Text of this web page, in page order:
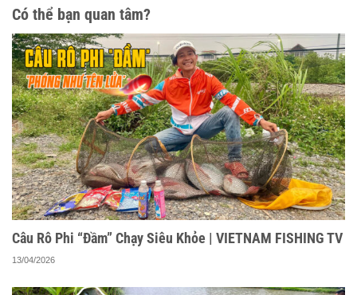
Có thể bạn quan tâm?
Câu Rô Phi “Đầm” Chạy Siêu Khỏe | VIETNAM FISHING TV
13/04/2026